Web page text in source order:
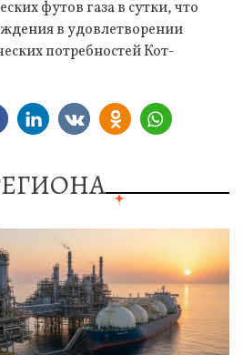
футов газа в сутки, что
в удовлетворении
потребностей Кот-